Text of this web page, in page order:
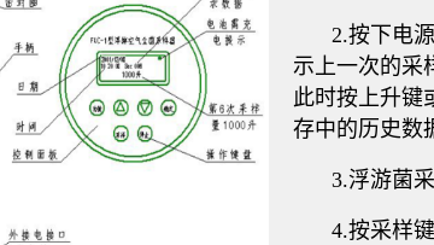
2.按下电
示上一次的采
此时按上升键
存中的历史数
3.浮游菌
4.按采样